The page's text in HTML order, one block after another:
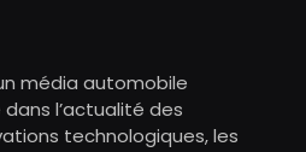
média automobile
l’actualité des
technologiques, les